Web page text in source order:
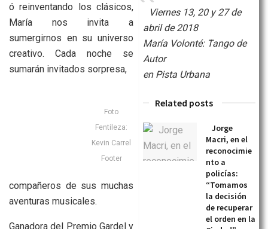
Viernes 13, 20 y 27 de
abril de 2018
María Volonté: Tango de
Autor
en Pista Urbana
Related posts
Jorge
Macri, en el
reconocimie
nto a
policías:
“Tomamos
la decisión
de recuperar
el orden en la
ó reinventando los clásicos,
María nos invita a
sumergirnos en su universo
creativo. Cada noche se
sumarán invitados sorpresa,
Foto
Fentileza:
Kevin Carrel
Footer
compañeros de sus muchas
aventuras musicales.
Ganadora del Premio Gardel y